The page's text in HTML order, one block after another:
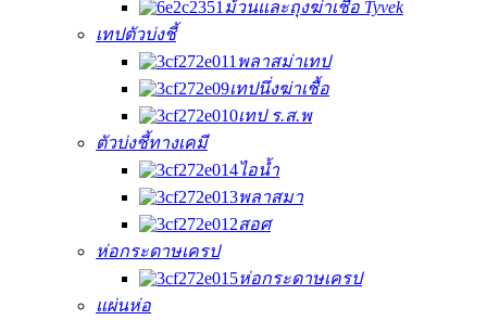
ม้วนและถุงฆ่าเชื้อ Tyvek
เทปตัวบ่งชี้
พลาสม่าเทป
เทปนึ่งฆ่าเชื้อ
เทป ร.ส.พ
ตัวบ่งชี้ทางเคมี
ไอน้ำ
พลาสมา
สอศ
ห่อกระดาษเครป
ห่อกระดาษเครป
แผ่นห่อ